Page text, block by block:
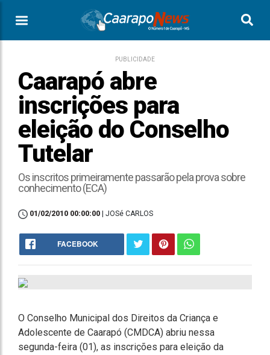
PUBLICIDADE
Caarapó abre
inscrições para
eleição do Conselho
Tutelar
Os inscritos primeiramente passarão pela prova sobre
conhecimento (ECA)
01/02/2010 00:00:00 | JOSé CARLOS
FACEBOOK
O Conselho Municipal dos Direitos da Criança e
Adolescente de Caarapó (CMDCA) abriu nessa
segunda-feira (01), as inscrições para eleição da